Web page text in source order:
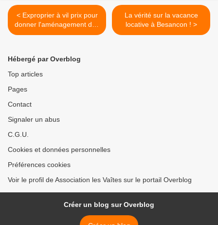
< Exproprier à vil prix pour
donner l'aménagement des
terrains à une filiale !
La vérité sur la vacance
locative à Besancon ! >
Hébergé par Overblog
Top articles
Pages
Contact
Signaler un abus
C.G.U.
Cookies et données personnelles
Préférences cookies
Voir le profil de Association les Vaîtes sur le portail Overblog
Créer un blog sur Overblog